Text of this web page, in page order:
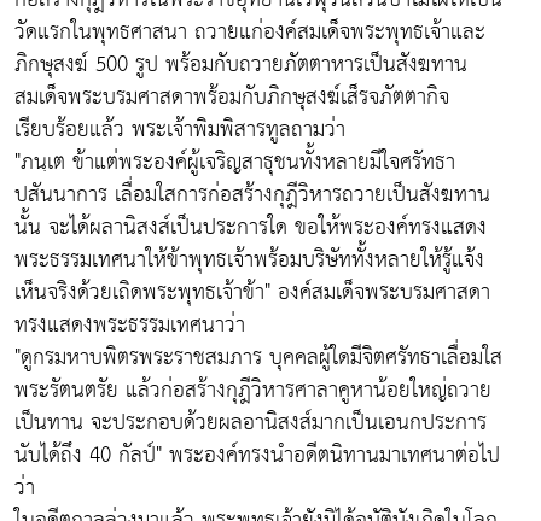
วัดแรกในพุทธศาสนา ถวายแก่องค์สมเด็จพระพุทธเจ้าและ
ภิกษุสงฆ์ 500 รูป พร้อมกับถวายภัตตาหารเป็นสังฆทาน
สมเด็จพระบรมศาสดาพร้อมกับภิกษุสงฆ์เส็รจภัตตากิจ
เรียบร้อยแล้ว พระเจ้าพิมพิสารทูลถามว่า
"ภนฺเต ข้าแต่พระองค์ผู้เจริญสาธุชนทั้งหลายมีใจศรัทธา
ปสันนาการ เลื่อมใสการก่อสร้างกุฎีวิหารถวายเป็นสังฆทาน
นั้น จะได้ผลานิสงส์เป็นประการใด ขอให้พระองค์ทรงแสดง
พระธรรมเทศนาให้ข้าพุทธเจ้าพร้อมบริษัททั้งหลายให้รู้แจ้ง
เห็นจริงด้วยเถิดพระพุทธเจ้าข้า" องค์สมเด็จพระบรมศาสดา
ทรงแสดงพระธรรมเทศนาว่า
"ดูกรมหาบพิตรพระราชสมภาร บุคคลผู้ใดมีจิตศรัทธาเลื่อมใส
พระรัตนตรัย แล้วก่อสร้างกุฎีวิหารศาลาคูหาน้อยใหญ่ถวาย
เป็นทาน จะประกอบด้วยผลอานิสงส์มากเป็นเอนกประการ
นับได้ถึง 40 กัลป์" พระองค์ทรงนำอดีตนิทานมาเทศนาต่อไป
ว่า